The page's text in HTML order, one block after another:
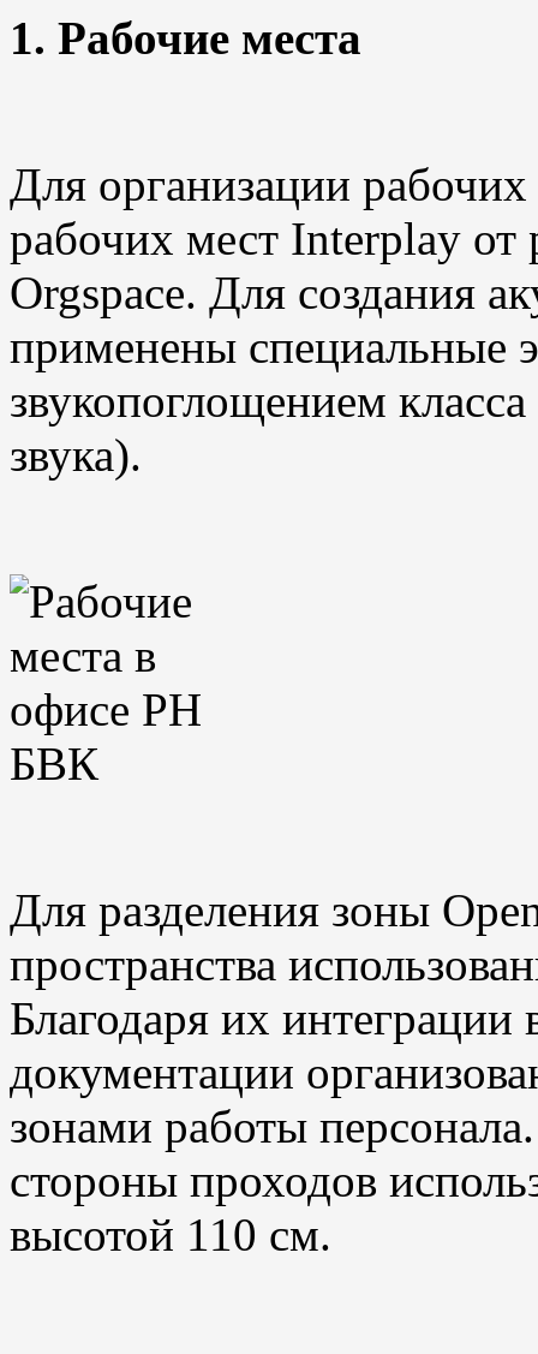
1. Рабочие места
Для организации
рабочих мест Interplay от
Orgspace. Для создания
применены специальные
звукопоглощением
звука).
Для разделения зоны
пространства
Благодаря их
документации
зонами работы
стороны проходов
высотой 110 см.